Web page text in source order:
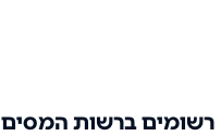
רשומים ברשות המסים